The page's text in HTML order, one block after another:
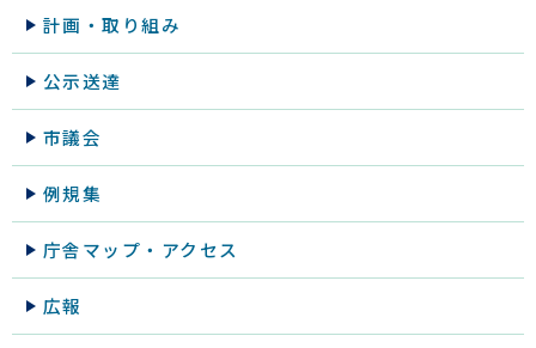
計画・取り組み
公示送達
市議会
例規集
庁舎マップ・アクセス
広報